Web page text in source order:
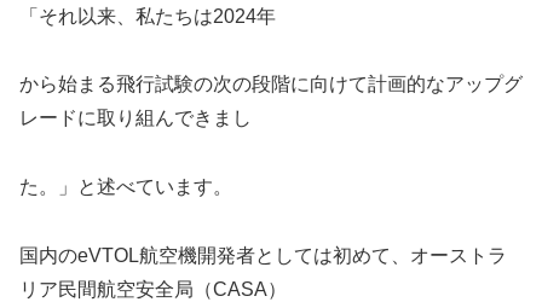
「それ以来、私たちは2024年
から始まる飛行試験の次の段階に向けて計画的なアップグ
レードに取り組んできまし
た。」と述べています。
国内のeVTOL航空機開発者としては初めて、オーストラ
リア民間航空安全局（CASA）